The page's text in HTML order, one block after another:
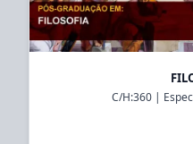
C/H:360|